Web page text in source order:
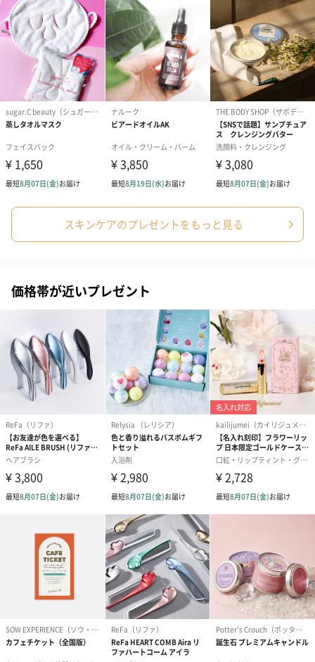
生花のブーケを同梱します。
※9-15時にご注文いただく場合、最短のお届け可能日が通常より
も1日遅くなります。
わり）（1,880円）
ーン）（1,650円）
（1,650円）
ドライフラワー・プリザーブドフラワー
梱します。
一部花材が写真と異なる場合がございます。予めご了承くださ
い。パッケージに入れてお届けします。
プリザーブドフラワー
ブーケ（ピンク）
（2,580円）
プリザーブドフラワー
ブーケ（ブルー）
（2,580円）
アミュレット
ク）（1,500円
ぬいぐるみ
愛らしいぬいぐるみを同梱してお届けします。
誕生日・記念日・出産祝いなどのシーンにおすすめです。
スキンケアのプレゼントをもっと見る
価格帯が近いプレゼント